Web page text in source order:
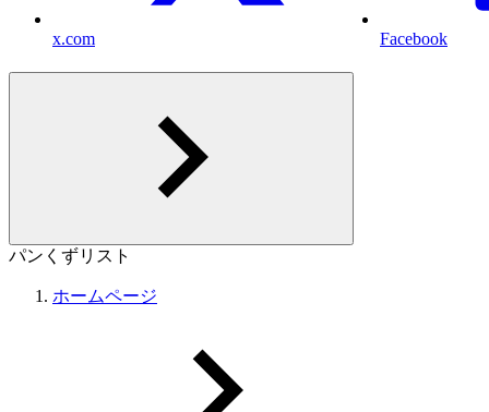
x.com Facebook
パンくずリスト
ホームページ